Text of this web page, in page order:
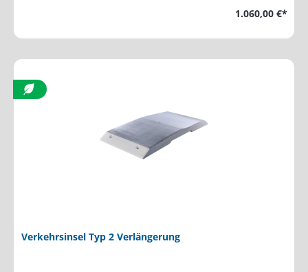
1.060,00 €*
Verkehrsinsel Typ 2 Verlängerung